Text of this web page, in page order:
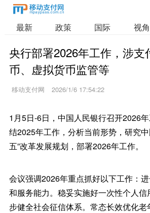
最新 政策 国际 视角
央行部署2026年工作，涉支
币、虚拟货币监管等
移动支付网 2026/1/6 17:54:22
1月5日-6日，中国人民银行召开2026
结2025年工作，分析当前形势，研究
五”改革发展规划，部署2026年工作。
会议强调2026年重点抓好以下工作：
和服务能力。稳妥实施好一次性个人
步健全社会征信体系。常态长效优化老